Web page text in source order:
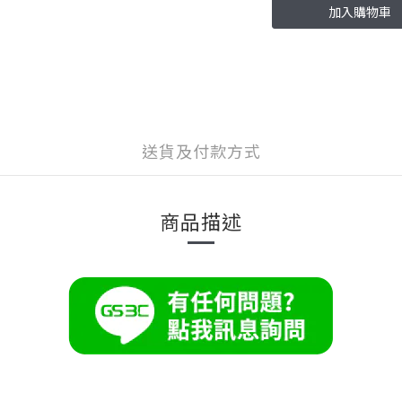
加入購物車
送貨及付款方式
商品描述